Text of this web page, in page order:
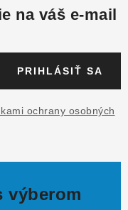
na váš e-mail
ochrany osobných
PRIHLÁSIŤ SA
výberom